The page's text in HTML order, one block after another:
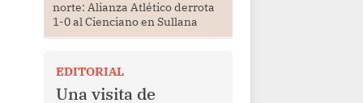
norte: Alianza Atlético derrota
1-0 al Cienciano en Sullana
EDITORIAL
Una visita de